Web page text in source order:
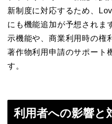
新制度に対応するため、
にも機能追加が予想されま
示機能や、商業利用時の権
著作物利用申請のサポート
す。
利用者への影響と